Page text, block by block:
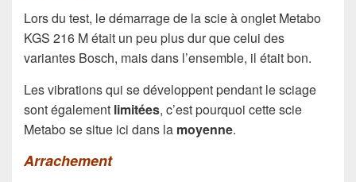
Lors du test, le démarrage de la scie à onglet Metabo
KGS 216 M était un peu plus dur que celui des
variantes Bosch, mais dans l’ensemble, il était bon.
Les vibrations qui se développent pendant le sciage
sont également limitées, c’est pourquoi cette scie
Metabo se situe ici dans la moyenne.
Arrachement